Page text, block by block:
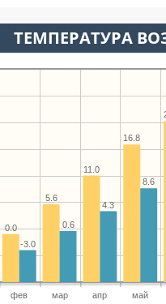
ТЕМПЕРАТУРА
фев мар апр май
16.8
11.0
5.6
0.0
8.6
4.3
0.6
-3.0